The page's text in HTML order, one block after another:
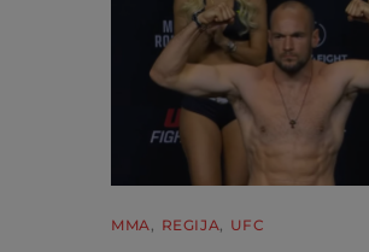
MMA REGIJA UFC